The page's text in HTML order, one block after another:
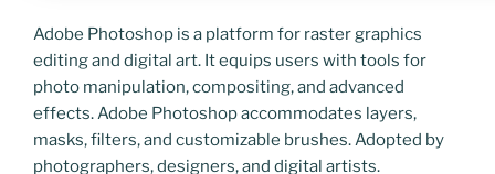
Adobe Photoshop is a platform for raster graphics
editing and digital art. It equips users with tools for
photo manipulation, compositing, and advanced
effects. Adobe Photoshop accommodates layers,
masks, filters, and customizable brushes. Adopted by
photographers, designers, and digital artists.